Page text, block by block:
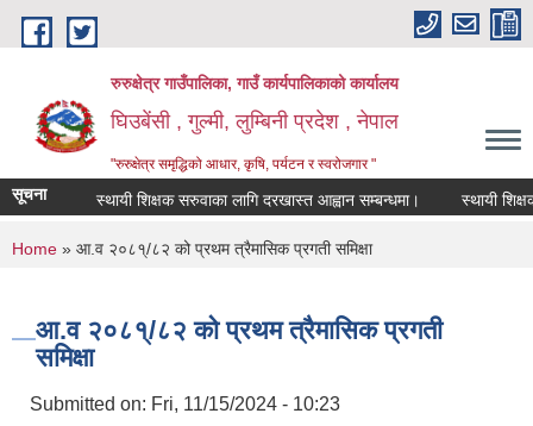
Skip to main content
रुरुक्षेत्र गाउँपालिका, गाउँ कार्यपालिकाको कार्यालय
घिउबेंसी , गुल्मी, लुम्बिनी प्रदेश , नेपाल
"रुरुक्षेत्र समृद्धिको आधार, कृषि, पर्यटन र स्वरोजगार "
सूचना स्थायी शिक्षक सरुवाका लागि दरखास्त आह्वान सम्बन्धमा। स्थायी शिक्षक
You are here
Home » आ.व २०८१्/८२ को प्रथम त्रैमासिक प्रगती समिक्षा
आ.व २०८१्/८२ को प्रथम त्रैमासिक प्रगती
समिक्षा
Submitted on: Fri, 11/15/2024 - 10:23